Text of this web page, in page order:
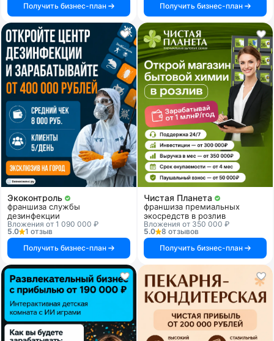
Получить бизнес-план Получить бизнес-план
Экоконтроль
франшиза службы
дезинфекции
Вложения от 1 090 000 ₽
5.0
1 отзыв
Получить бизнес-план
Чистая Планета
франшиза премиальных
экосредств в розлив
Вложения от 350 000 ₽
5.0
8 отзывов
Получить бизнес-план